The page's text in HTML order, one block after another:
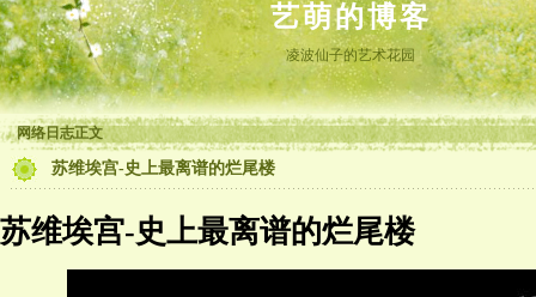
艺萌的博客
凌波仙子的艺术花园
网络日志正文
苏维埃宫-史上最离谱的烂尾楼
苏维埃宫-史上最离谱的烂尾楼